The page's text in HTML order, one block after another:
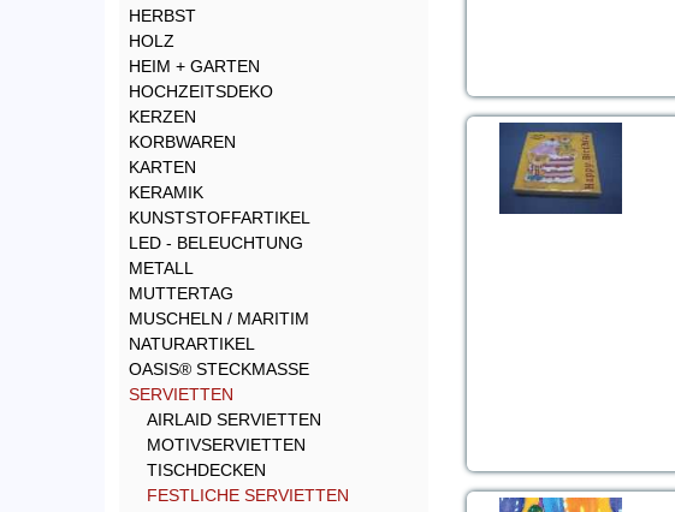
HERBST
HOLZ
HEIM + GARTEN
HOCHZEITSDEKO
KERZEN
KORBWAREN
KARTEN
KERAMIK
KUNSTSTOFFARTIKEL
LED - BELEUCHTUNG
METALL
MUTTERTAG
MUSCHELN / MARITIM
NATURARTIKEL
OASIS® STECKMASSE
SERVIETTEN
AIRLAID SERVIETTEN
MOTIVSERVIETTEN
TISCHDECKEN
FESTLICHE SERVIETTEN